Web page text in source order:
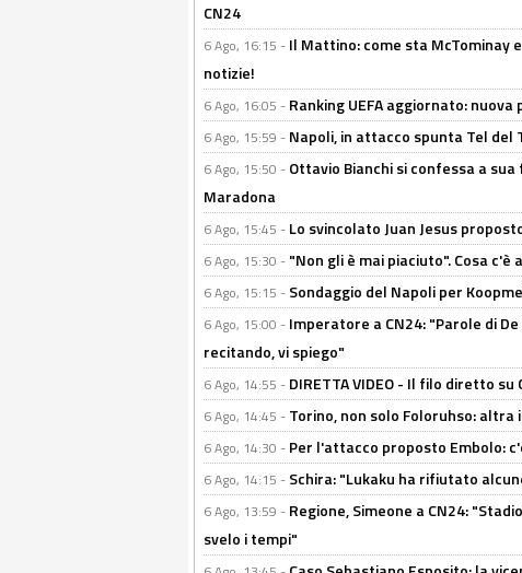
CN24
6 Ago, 16:15 - Il Mattino: come sta McTominay
notizie!
6 Ago, 16:05 - Ranking UEFA aggiornato:
6 Ago, 15:59 - Napoli, in attacco spunta Tel
6 Ago, 15:50 - Ottavio Bianchi si confessa a
Maradona
6 Ago, 15:45 - Lo svincolato Juan Jesus
6 Ago, 15:30 - "Non gli è mai piaciuto". Cosa
6 Ago, 15:15 - Sondaggio del Napoli per
6 Ago, 15:00 - Imperatore a CN24: "Parole di
recitando, vi spiego"
6 Ago, 14:55 - DIRETTA VIDEO - Il filo diretto
6 Ago, 14:45 - Torino, non solo Foloruhso: altra
6 Ago, 14:30 - Per l'attacco proposto Embolo:
6 Ago, 14:15 - Schira: "Lukaku ha rifiutato
6 Ago, 13:59 - Regione, Simeone a CN24:
svelo i tempi"